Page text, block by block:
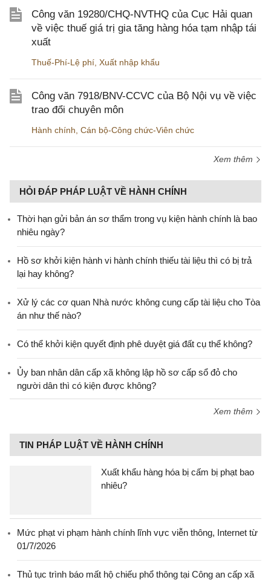
Công văn 19280/CHQ-NVTHQ của Cục Hải quan
về việc thuế giá trị gia tăng hàng hóa tạm nhập tái
xuất
Thuế-Phí-Lệ phí Xuất nhập khẩu
Công văn 7918/BNV-CCVC của Bộ Nội vụ về việc
trao đổi chuyên môn
Hành chính Cán bộ-Công chức-Viên chức
Xem thêm
HỎI ĐÁP PHÁP LUẬT VỀ HÀNH CHÍNH
Thời hạn gửi bản án sơ thẩm trong vụ kiện hành chính là bao
nhiêu ngày?
Hồ sơ khởi kiện hành vi hành chính thiếu tài liệu thì có bị trả
lại hay không?
Xử lý các cơ quan Nhà nước không cung cấp tài liệu cho Tòa
án như thế nào?
Có thể khởi kiện quyết định phê duyệt giá đất cụ thể không?
Ủy ban nhân dân cấp xã không lập hồ sơ cấp sổ đỏ cho
người dân thì có kiện được không?
Xem thêm
TIN PHÁP LUẬT VỀ HÀNH CHÍNH
Xuất khẩu hàng hóa bị cấm bị phạt bao
nhiêu?
Mức phạt vi phạm hành chính lĩnh vực viễn thông, Internet từ
01/7/2026
Thủ tục trình báo mất hộ chiếu phổ thông tại Công an cấp xã